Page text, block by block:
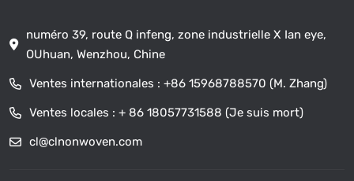
numéro 39, route Q infeng, zone industrielle X Ian eye,
OUhuan, Wenzhou, Chine
Ventes internationales : +86 15968788570 (M. Zhang)
Ventes locales : + 86 18057731588 (Je suis mort)
cl@clnonwoven.com